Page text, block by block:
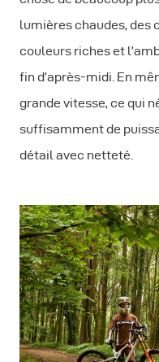
lumières chaudes, des
couleurs riches et
fin d’après-midi. En
grande vitesse, ce qui
suffisamment de
détail avec netteté.